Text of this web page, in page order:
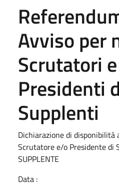
Avviso per
Scrutatori e
Presidenti
Supplenti
Dichiarazione di disponibilità
Scrutatore e/o Presidente di
SUPPLENTE
Data :